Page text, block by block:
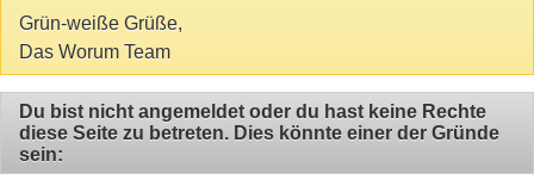
Grün-weiße Grüße,
Das Worum Team
Du bist nicht angemeldet oder du hast keine Rechte
diese Seite zu betreten. Dies könnte einer der Gründe
sein: